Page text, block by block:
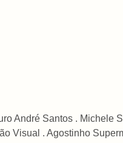
André Santos . Michele
Visual . Agostinho